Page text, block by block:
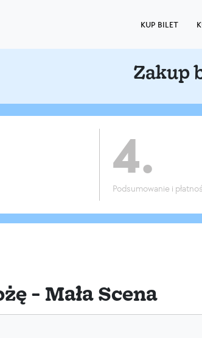
KUP BILET
Zakup
4.
Podsumowanie i
- Mała Scena